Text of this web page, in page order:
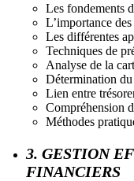
Les fondements
L’importance
Les différentes
Techniques de
Analyse de la
Détermination
Lien entre
Compréhension
Méthodes
3. GESTION
FINANCIERS